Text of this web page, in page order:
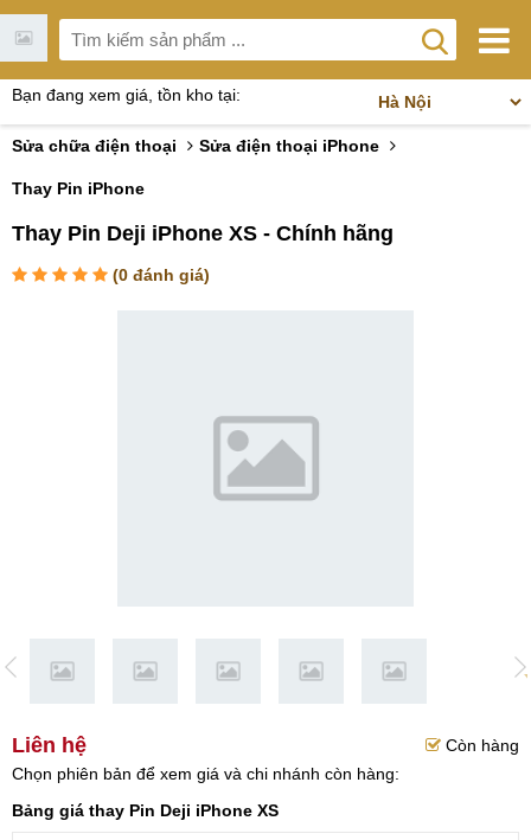
Bạn đang xem giá, tồn kho tại:
Sửa chữa điện thoại Sửa điện thoại iPhone
Thay Pin iPhone
Thay Pin Deji iPhone XS - Chính hãng
(0 đánh giá)
Liên hệ
Còn hàng
Chọn phiên bản để xem giá và chi nhánh còn hàng:
Bảng giá thay Pin Deji iPhone XS